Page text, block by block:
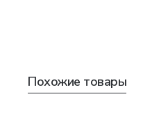
Похожие товары